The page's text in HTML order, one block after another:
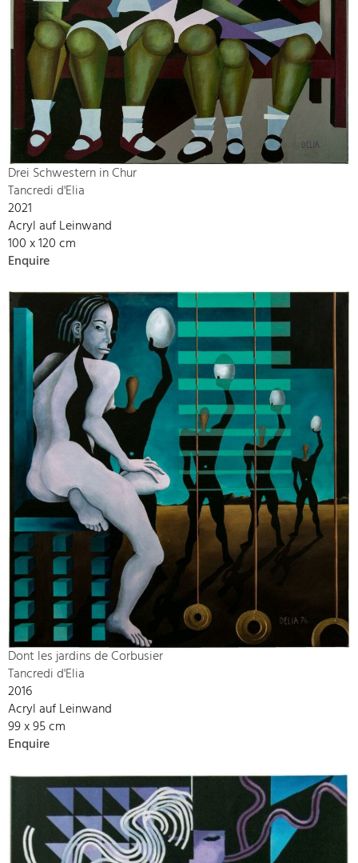
Drei Schwestern in Chur
Tancredi d'Elia
2021
Acryl auf Leinwand
100 x 120 cm
Enquire
Dont les jardins de Corbusier
Tancredi d'Elia
2016
Acryl auf Leinwand
99 x 95 cm
Enquire